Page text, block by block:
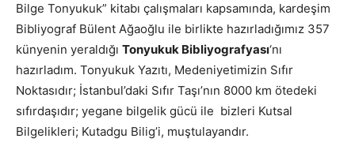
Bilge Tonyukuk” kitabı çalışmaları kapsamında, kardeşim
Bibliyograf Bülent Ağaoğlu ile birlikte hazırladığımız 357
künyenin yeraldığı Tonyukuk Bibliyografyası‘nı
hazırladım. Tonyukuk Yazıtı, Medeniyetimizin Sıfır
Noktasıdır; İstanbul’daki Sıfır Taşı’nın 8000 km ötedeki
sıfırdaşıdır; yegane bilgelik gücü ile bizleri Kutsal
Bilgelikleri; Kutadgu Bilig’i, muştulayandır.